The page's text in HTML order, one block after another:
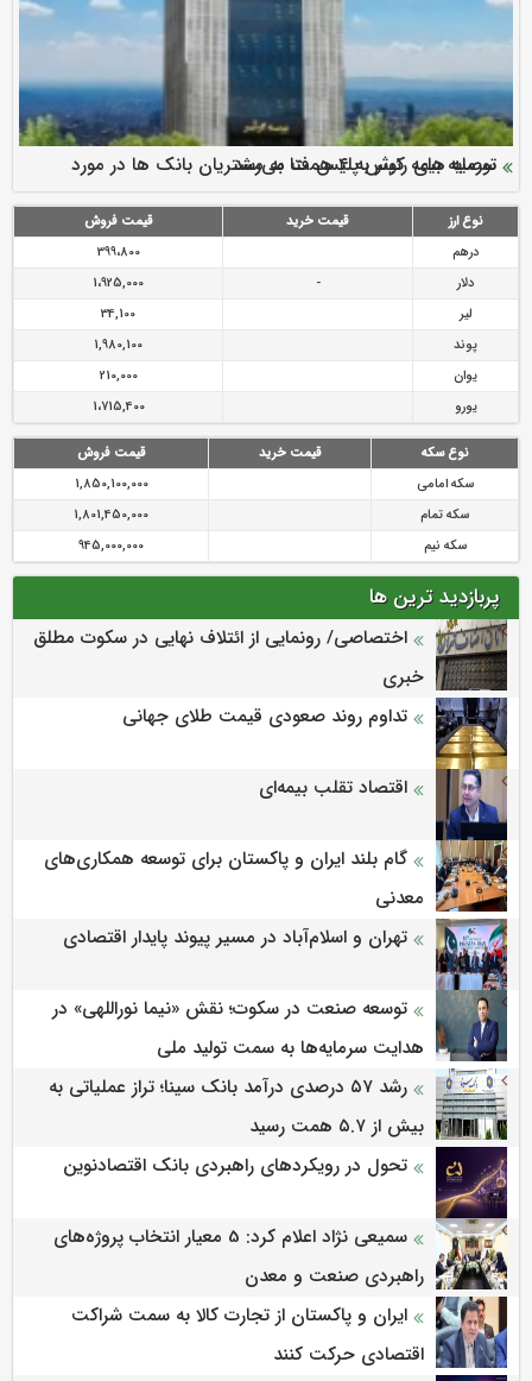
ارزش سهام عدالت بالا رفت
سرمایه بیمه کوثر به ۴ همت می‌رسد
نود ثانیه با فولاد سنگان
تقدیر دبیرکل سندیکای بیمه گران ایران از اقدامات مدیرعامل بیمه
رازی
توصیه های رئیس پلیس فتا به مشتریان بانک ها در مورد
پیشگیری از سرقت های مجازی
نوع ارز قیمت خرید
قیمت فروش
درهم
399،800
دلار
-
1،925,000
لیر
34,100
پوند
1,980,100
یوان
210,000
یورو
1،715,400
نوع سکه قیمت خرید
قیمت فروش
سکه امامی
1,850,100,000
سکه تمام
1,801,450,000
سکه نیم
945,000,000
پربازدید ترین ها
اختصاصی/ رونمایی از ائتلاف‌ نهایی در سکوت مطلق
خبری
تداوم روند صعودی قیمت طلای جهانی
اقتصاد تقلب بیمه‌ای
گام بلند ایران و پاکستان برای توسعه همکاری‌های
معدنی
تهران و اسلام‌آباد در مسیر پیوند پایدار اقتصادی
توسعه صنعت در سکوت؛ نقش «نیما نوراللهی» در
هدایت سرمایه‌ها به سمت تولید ملی
رشد ۵۷ درصدی درآمد بانک سینا؛ تراز عملیاتی به
بیش از ۵.۷ همت رسید
تحول در رویکردهای راهبردی بانک اقتصادنوین
سمیعی‌ نژاد اعلام کرد: 5 معیار انتخاب پروژه‌های
راهبردی صنعت و معدن
ایران و پاکستان از تجارت کالا به سمت شراکت
اقتصادی حرکت کنند